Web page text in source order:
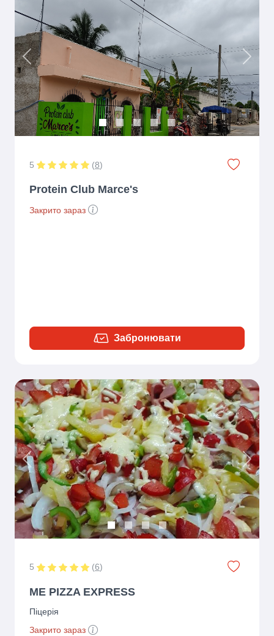
Previous Next
5 (8)
Protein Club Marce's
Закрито зараз
Забронювати
Previous Next
5 (6)
ME PIZZA EXPRESS
Піцерія
Закрито зараз